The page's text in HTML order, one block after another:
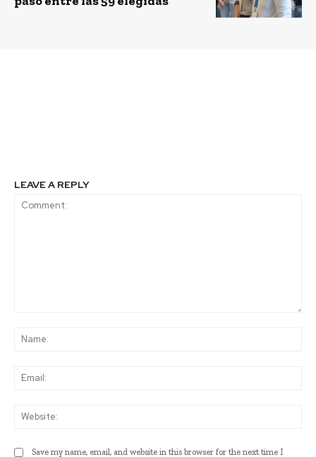
LEAVE A REPLY
Save my name, email, and website in this browser for the next time I